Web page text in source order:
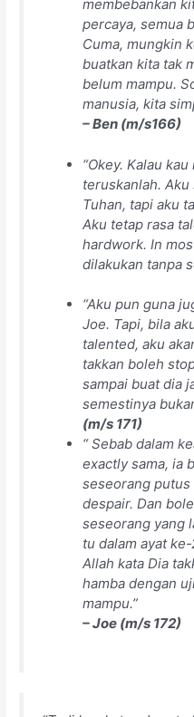
membebankan
percaya, semua
Cuma, mungkin
buatkan kita tak
belum mampu.
manusia, kita
–Ben (m/s166)
“Okey. Kalau
teruskanlah.
Tuhan, tapi aku
Aku tetap rasa
hardwork. In
dilakukan tanpa
“Aku pun guna
Joe. Tapi, bila
talented, aku
takkan boleh
sampai buat dia
semestinya
(m/s 171)
“ Sebab dalam
exactly sama, ia
seseorang putus
despair. Dan
seseorang yang
tu dalam ayat
Allah kata Dia
hamba dengan
mampu.”
– Joe (m/s 172)